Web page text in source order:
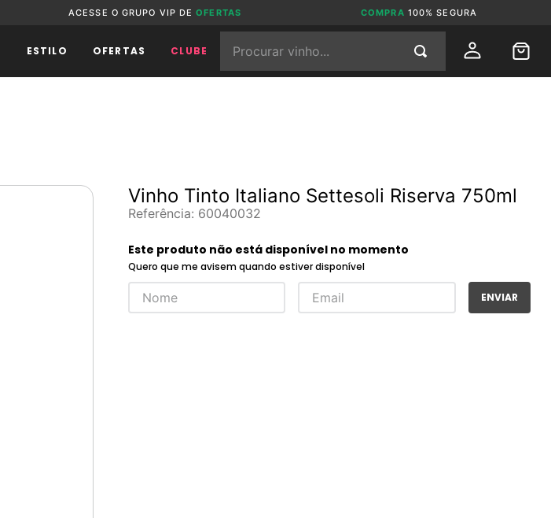
ACESSE O GRUPO VIP DEOFERTAS COMPRA 100% SEGURA
ESTILO OFERTAS CLUBE
Vinho Tinto Italiano Settesoli Riserva 750ml
Referência: 60040032
Este produto não está disponível no momento
Quero que me avisem quando estiver disponível
ENVIAR